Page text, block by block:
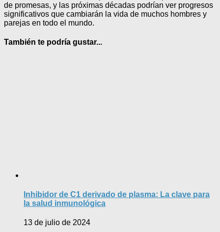
de promesas, y las próximas décadas podrían ver progresos
significativos que cambiarán la vida de muchos hombres y
parejas en todo el mundo.
También te podría gustar...
Inhibidor de C1 derivado de plasma: La clave para
la salud inmunológica
13 de julio de 2024